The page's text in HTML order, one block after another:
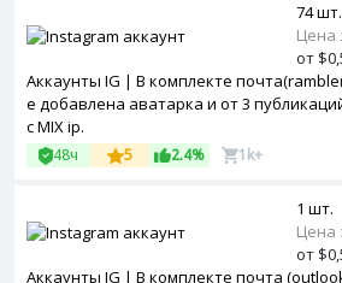
Аккаунты IG | В комплекте
е добавлена аватарка и от 3
с MIX ip.
48ч 5 2.4% 1k+
74 шт.
Цена
от
Аккаунты IG | В комплекте почта
1 шт.
Цена
от